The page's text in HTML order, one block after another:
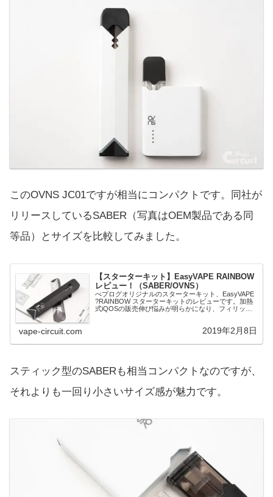
このOVNS JC01ですが相当にコンパクトです。同社が
リリースしているSABER（写真はOEM製品である同
等品）とサイズを比較してみました。
【スターターキット】EasyVAPE RAINBOW
レビュー！（SABER/OVNS）
べプログオリジナルのスターターキット、EasyVAPE
?RAINBOW スターターキットのレビューです。加熱
式iQOSの販売伸び悩みが明らかになり、フィリッ
vape-circuit.com 2019年2月8日
スティック型のSABERも相当コンパクトなのですが、
それよりも一回り小さいサイズ感が魅力です。